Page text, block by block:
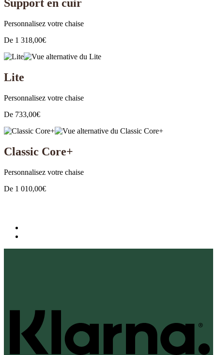
Support en cuir
Personnalisez votre chaise
De 1 318,00€
Lite
Personnalisez votre chaise
De 733,00€
Classic Core+
Personnalisez votre chaise
De 1 010,00€